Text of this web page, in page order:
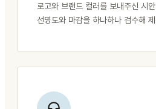
로고와 브랜드 컬러를 보내주신 시
선명도와 마감을 하나하나 검수해